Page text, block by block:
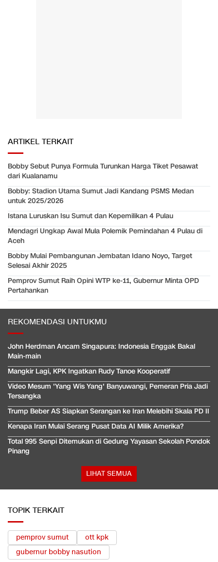
ARTIKEL TERKAIT
Bobby Sebut Punya Formula Turunkan Harga Tiket Pesawat
dari Kualanamu
Bobby: Stadion Utama Sumut Jadi Kandang PSMS Medan
untuk 2025/2026
Istana Luruskan Isu Sumut dan Kepemilikan 4 Pulau
Mendagri Ungkap Awal Mula Polemik Pemindahan 4 Pulau di
Aceh
Bobby Mulai Pembangunan Jembatan Idano Noyo, Target
Selesai Akhir 2025
Pemprov Sumut Raih Opini WTP ke-11, Gubernur Minta OPD
Pertahankan
REKOMENDASI UNTUKMU
John Herdman Ancam Singapura: Indonesia Enggak Bakal
Main-main
Mangkir Lagi, KPK Ingatkan Rudy Tanoe Kooperatif
Video Mesum 'Yang Wis Yang' Banyuwangi, Pemeran Pria Jadi
Tersangka
Trump Beber AS Siapkan Serangan ke Iran Melebihi Skala PD II
Kenapa Iran Mulai Serang Pusat Data AI Milik Amerika?
Total 995 Senpi Ditemukan di Gedung Yayasan Sekolah Pondok
Pinang
LIHAT SEMUA
TOPIK TERKAIT
pemprov sumut
ott kpk
gubernur bobby nasution